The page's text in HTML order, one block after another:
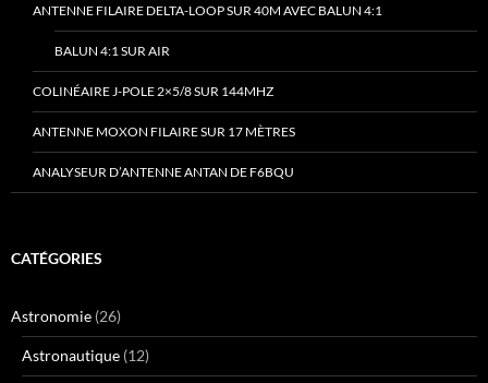
ANTENNE FILAIRE DELTA-LOOP SUR 40M AVEC BALUN 4:1
BALUN 4:1 SUR AIR
COLINÉAIRE J-POLE 2×5/8 SUR 144MHZ
ANTENNE MOXON FILAIRE SUR 17 MÈTRES
ANALYSEUR D’ANTENNE ANTAN DE F6BQU
CATÉGORIES
Astronomie (26)
Astronautique (12)